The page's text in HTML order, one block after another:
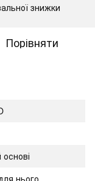
знижки
Порівняти
нього